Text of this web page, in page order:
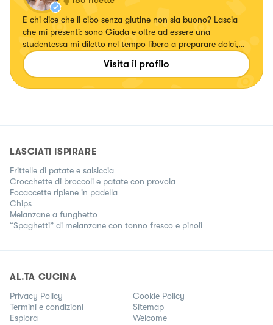
E chi dice che il cibo senza glutine non sia buono? Lascia
che mi presenti: sono Giada e oltre ad essere una
studentessa mi diletto nel tempo libero a preparare dolci,
primi piatti e finger food senza glutine per deliziare
soprattutto i palati di chi è allergico o intollerante al glutine.
Troverete però anche ricette contenenti glutine ✨ Mi trovi su
Visita il profilo
LASCIATI ISPIRARE
Frittelle di patate e salsiccia
Crocchette di broccoli e patate con provola
Focaccette ripiene in padella
Chips
Melanzane a funghetto
“Spaghetti” di melanzane con tonno fresco e pinoli
AL.TA CUCINA
Privacy Policy
Cookie Policy
Termini e condizioni
Sitemap
Esplora
Welcome